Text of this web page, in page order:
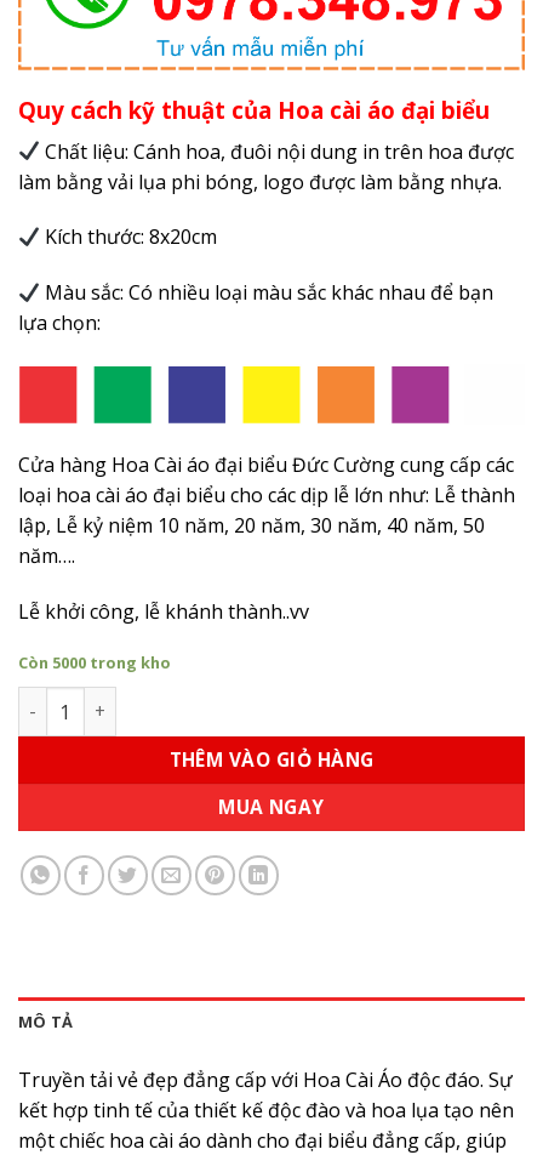
Quy cách kỹ thuật của Hoa cài áo đại biểu
Chất liệu: Cánh hoa, đuôi nội dung in trên hoa được
làm bằng vải lụa phi bóng, logo được làm bằng nhựa.
Kích thước: 8x20cm
Màu sắc: Có nhiều loại màu sắc khác nhau để bạn
lựa chọn:
Cửa hàng Hoa Cài áo đại biểu Đức Cường cung cấp các
loại hoa cài áo đại biểu cho các dịp lễ lớn như: Lễ thành
lập, Lễ kỷ niệm 10 năm, 20 năm, 30 năm, 40 năm, 50
năm….
Lễ khởi công, lễ khánh thành..vv
Còn 5000 trong kho
Hoa Cài Áo Sang Trọng cho Đại Biểu - Đức Cường số lượng
THÊM VÀO GIỎ HÀNG
MUA NGAY
MÔ TẢ
Truyền tải vẻ đẹp đẳng cấp với Hoa Cài Áo độc đáo. Sự
kết hợp tinh tế của thiết kế độc đào và hoa lụa tạo nên
một chiếc hoa cài áo dành cho đại biểu đẳng cấp, giúp